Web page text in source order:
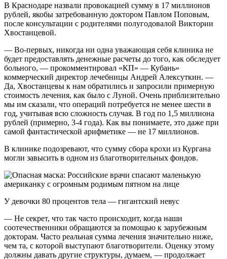
В Краснодаре назвали провокацией сумму в 17 миллионов
рублей, якобы затребованную доктором Павлом Поповым,
после консультации с родителями полугодовалой Виктории
Хвостанцевой.
— Во-первых, никогда ни одна уважающая себя клиника не
будет предоставлять денежные расчеты до того, как обследует
больного, — прокомментировал «КП» — Кубань»
коммерческий директор лечебницы Андрей Алексуткин. —
Да, Хвостанцевы к нам обратились и запросили примерную
стоимость лечения, как было с Луной. Очень приблизительно
мы им сказали, что операций потребуется не менее шести в
год, учитывая всю сложность случая. В год по 1,5 миллиона
рублей (примерно, 3-4 года). Как вы понимаете, это даже при
самой фантастической арифметике — не 17 миллионов.
В клинике подозревают, что сумму сбора крохи из Кургана
могли завысить в одном из благотворительных фондов.
У девочки 80 процентов тела — гигантский невус
— Не секрет, что так часто происходит, когда наши
соотечественники обращаются за помощью к зарубежным
докторам. Часто реальная сумма лечения значительно ниже,
чем та, с которой выступают благотворители. Оценку этому
должны давать другие структуры, думаем, — продолжает